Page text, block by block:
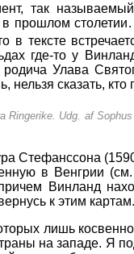
так
прошлом
в тексте
где-то у
Улава
сказать, кто
Ringerike. Udg. af
Стефанссона
в Венгрии
Винланд
к этим картам.
лишь
на западе. Я